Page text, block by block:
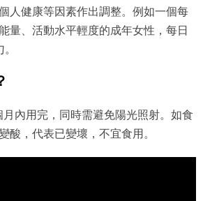
人健康等因素作出調整。例如一個每
量、活動水平輕度的成年女性，每日
內用完，同時需避免陽光照射。如食
酸，代表已變壞，不宜食用。